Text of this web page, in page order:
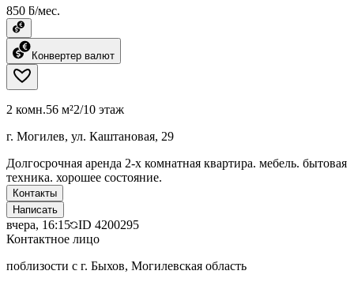
850 ƃ/мес.
Конвертер валют
2 комн.56 м²2/10 этаж
г. Могилев, ул. Каштановая, 29
Долгосрочная аренда 2-х комнатная квартира. мебель. бытовая
техника. хорошее состояние.
Контакты
Написать
вчера, 16:15 ID 4200295
Контактное лицо
поблизости с г. Быхов, Могилевская область